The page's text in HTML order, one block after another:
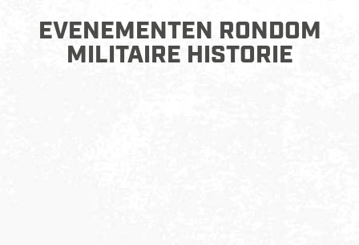
EVENEMENTEN RONDOM
MILITAIRE HISTORIE